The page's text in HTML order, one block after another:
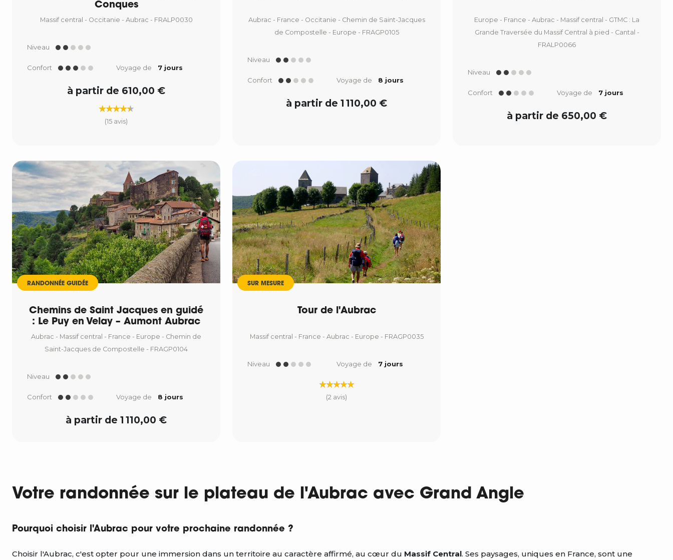
Conques
Massif central - Occitanie - Aubrac - FRALP0030
Niveau
Confort Voyage de 7 jours
à partir de 610,00 €
(15 avis)
Aubrac - France - Occitanie - Chemin de Saint-Jacques
de Compostelle - Europe - FRAGP0105
Niveau
Confort Voyage de 8 jours
à partir de 1 110,00 €
Europe - France - Aubrac - Massif central - GTMC : La
Grande Traversée du Massif Central à pied - Cantal -
FRALP0066
Niveau
Confort Voyage de 7 jours
à partir de 650,00 €
RANDONNÉE GUIDÉE
Chemins de Saint Jacques en guidé
: Le Puy en Velay – Aumont Aubrac
Aubrac - Massif central - France - Europe - Chemin de
Saint-Jacques de Compostelle - FRAGP0104
Niveau
Confort Voyage de 8 jours
à partir de 1 110,00 €
SUR MESURE
Tour de l'Aubrac
Massif central - France - Aubrac - Europe - FRAGP0035
Niveau Voyage de 7 jours
(2 avis)
Votre randonnée sur le plateau de l'Aubrac avec Grand Angle
Pourquoi choisir l'Aubrac pour votre prochaine randonnée ?
Choisir l'Aubrac, c'est opter pour une immersion dans un territoire au caractère affirmé, au cœur du Massif Central. Ses paysages, uniques en France, sont une